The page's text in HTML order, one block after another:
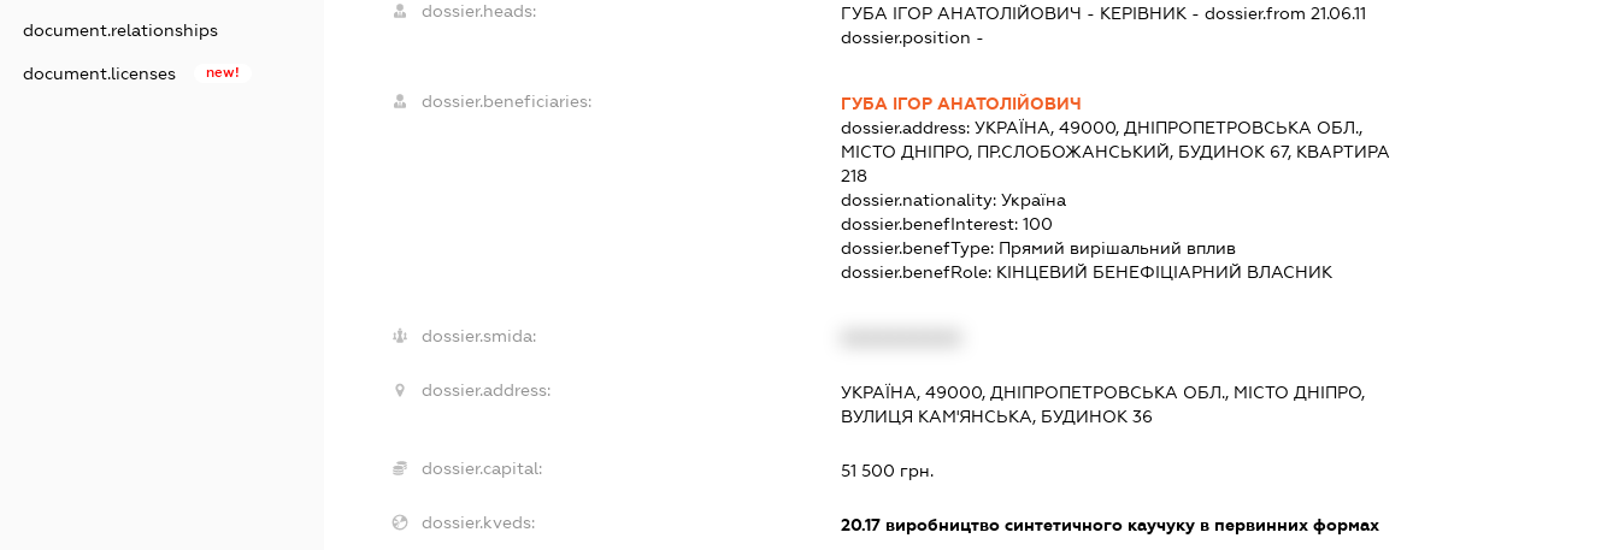
document.relationships
document.licenses new!
dossier.heads: ГУБА ІГОР АНАТОЛІЙОВИЧ - КЕРІВНИК- dossier.from 21.06.11
dossier.position -
dossier.beneficiaries:
ГУБА ІГОР АНАТОЛІЙОВИЧ
dossier.address: УКРАЇНА, 49000, ДНІПРОПЕТРОВСЬКА ОБЛ.,
МІСТО ДНІПРО, ПР.СЛОБОЖАНСЬКИЙ, БУДИНОК 67, КВАРТИРА
218
dossier.nationality: Україна
dossier.benefInterest: 100
dossier.benefType: Прямий вирішальний вплив
dossier.benefRole: КІНЦЕВИЙ БЕНЕФІЦІАРНИЙ ВЛАСНИК
dossier.smida:
dossier.address:
УКРАЇНА, 49000, ДНІПРОПЕТРОВСЬКА ОБЛ., МІСТО ДНІПРО,
ВУЛИЦЯ КАМ'ЯНСЬКА, БУДИНОК 36
dossier.capital: 51 500 грн.
dossier.kveds: 20.17виробництво синтетичного каучуку в первинних формах